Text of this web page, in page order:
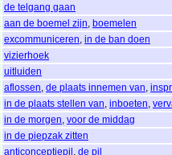
de telgang gaan
aan de boemel zijn boemelen
excommuniceren in de ban doen
vizierhoek
uitluiden
aflossen de plaats innemen van
in de plaats stellen van inboeten
in de morgen voor de middag
in de piepzak zitten
anticonceptiepil de pil